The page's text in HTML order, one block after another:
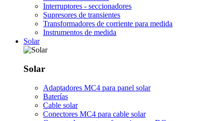
Interruptores - seccionadores
Supresores de transientes
Transformadores de corriente para medida
Instrumentos de medida
Solar
Solar
Adaptadores MC4 para panel solar
Baterías
Cable solar
Conectores MC4 para cable solar